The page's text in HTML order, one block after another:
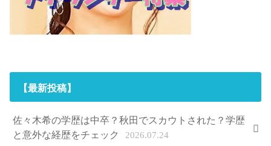
【最新投稿】
佐々木希の学歴は中卒？秋田でスカウトされた？学歴
と意外な経歴をチェック
2026.07.24